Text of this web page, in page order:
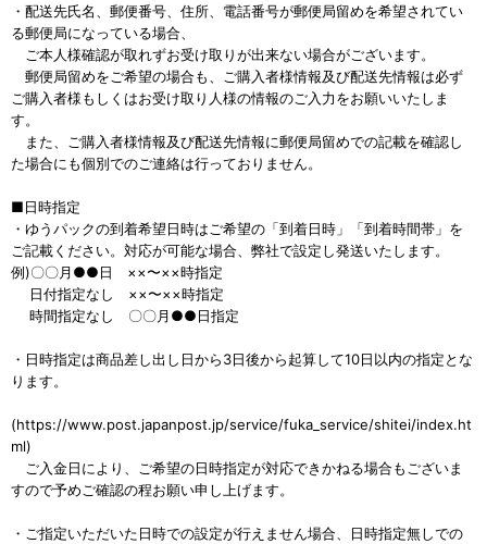
・配送先氏名、郵便番号、住所、電話番号が郵便局留めを希望されてい
る郵便局になっている場合、
ご本人様確認が取れずお受け取りが出来ない場合がございます。
郵便局留めをご希望の場合も、ご購入者様情報及び配送先情報は必ず
ご購入者様もしくはお受け取り人様の情報のご入力をお願いいたしま
す。
また、ご購入者様情報及び配送先情報に郵便局留めでの記載を確認し
た場合にも個別でのご連絡は行っておりません。
■日時指定
・ゆうパックの到着希望日時はご希望の「到着日時」「到着時間帯」を
ご記載ください。対応が可能な場合、弊社で設定し発送いたします。
例)〇〇月●●日 ××〜××時指定
日付指定なし ××〜××時指定
時間指定なし 〇〇月●●日指定
・日時指定は商品差し出し日から3日後から起算して10日以内の指定とな
ります。
(https://www.post.japanpost.jp/service/fuka_service/shitei/index.ht
ml)
ご入金日により、ご希望の日時指定が対応できかねる場合もございま
すので予めご確認の程お願い申し上げます。
・ご指定いただいた日時での設定が行えません場合、日時指定無しでの